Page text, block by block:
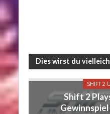
Dies wirst du
SHIFT 2
Shift 2